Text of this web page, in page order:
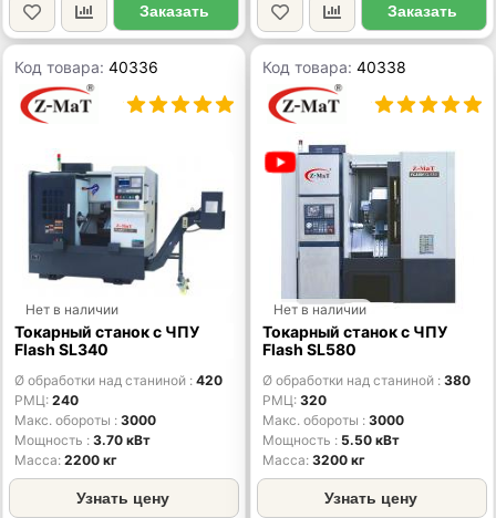
Заказать Заказать
Код товара:40336
Нет в наличии
Токарный станок с ЧПУ
Flash SL340
Ø обработки над станиной
420
РМЦ 240
Макс. обороты
3000
Мощность
3.70 кВт
Масса 2200 кг
Узнать цену
Код товара:40338
Нет в наличии
Токарный станок с ЧПУ
Flash SL580
Ø обработки над станиной
380
РМЦ 320
Макс. обороты
3000
Мощность
5.50 кВт
Масса 3200 кг
Узнать цену